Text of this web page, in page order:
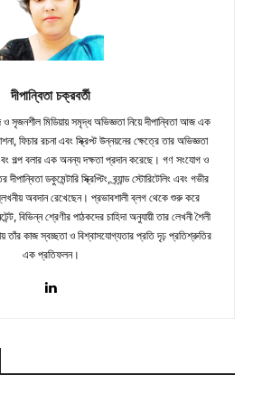
দীপান্বিতা চক্রবর্তী
ও সৃজনশীল মিডিয়ায় সমৃদ্ধ অভিজ্ঞতা নিয়ে দীপান্বিতা আজ এক
ফিচার রচনা এবং স্ক্রিপ্ট উন্নয়নের ক্ষেত্রে তার অভিজ্ঞতা
এবং গল্প বলার এক অনন্য দক্ষতা প্রদান করেছে। গণ সংযোগ ও
ডকুমেন্টারি স্ক্রিপ্টিং, ব্র্যান্ড স্টোরিটেলিং এবং গভীর
অবদান রেখেছেন। প্রভাবশালী ব্লগ থেকে শুরু করে
বিভিন্ন শ্রেণীর পাঠকদের চাহিদা অনুযায়ী তার লেখনী শৈলী
তাঁর কাজ স্বচ্ছতা ও বিশ্বাসযোগ্যতার প্রতি দৃঢ় প্রতিশ্রুতির
এক প্রতিফলন।